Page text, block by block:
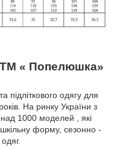
ТМ « Попелюшка»
підліткового одягу для
На ринку України з
1000 моделей , які
форму, сезонно -